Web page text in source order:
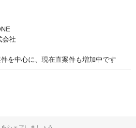
会社
を中心に、現在直案件も増加中です